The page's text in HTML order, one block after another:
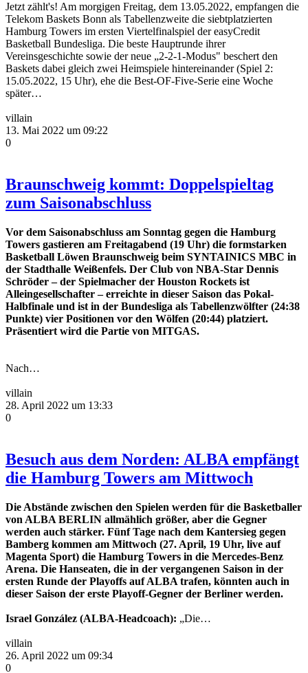
Jetzt zählt's! Am morgigen Freitag, dem 13.05.2022, empfangen die
Telekom Baskets Bonn als Tabellenzweite die siebtplatzierten
Hamburg Towers im ersten Viertelfinalspiel der easyCredit
Basketball Bundesliga. Die beste Hauptrunde ihrer
Vereinsgeschichte sowie der neue „2-2-1-Modus" beschert den
Baskets dabei gleich zwei Heimspiele hintereinander (Spiel 2:
15.05.2022, 15 Uhr), ehe die Best-OF-Five-Serie eine Woche
später…
villain
13. Mai 2022 um 09:22
0
Braunschweig kommt: Doppelspieltag
zum Saisonabschluss
Vor dem Saisonabschluss am Sonntag gegen die Hamburg
Towers gastieren am Freitagabend (19 Uhr) die formstarken
Basketball Löwen Braunschweig beim SYNTAINICS MBC in
der Stadthalle Weißenfels. Der Club von NBA-Star Dennis
Schröder – der Spielmacher der Houston Rockets ist
Alleingesellschafter – erreichte in dieser Saison das Pokal-
Halbfinale und ist in der Bundesliga als Tabellenzwölfter (24:38
Punkte) vier Positionen vor den Wölfen (20:44) platziert.
Präsentiert wird die Partie von MITGAS.
Nach…
villain
28. April 2022 um 13:33
0
Besuch aus dem Norden: ALBA empfängt
die Hamburg Towers am Mittwoch
Die Abstände zwischen den Spielen werden für die Basketballer
von ALBA BERLIN allmählich größer, aber die Gegner
werden auch stärker. Fünf Tage nach dem Kantersieg gegen
Bamberg kommen am Mittwoch (27. April, 19 Uhr, live auf
Magenta Sport) die Hamburg Towers in die Mercedes-Benz
Arena. Die Hanseaten, die in der vergangenen Saison in der
ersten Runde der Playoffs auf ALBA trafen, könnten auch in
dieser Saison der erste Playoff-Gegner der Berliner werden.
Israel González (ALBA-Headcoach): „Die…
villain
26. April 2022 um 09:34
0